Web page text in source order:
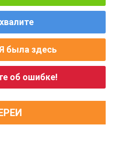
была здесь
об ошибке!